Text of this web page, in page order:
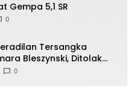
Gempa 5,1 SR
0
Tersangka
Bleszynski, Ditolak
0